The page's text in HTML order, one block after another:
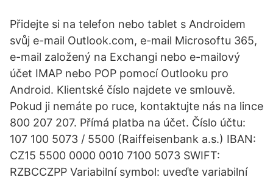
Přidejte si na telefon nebo tablet s Androidem
svůj e-mail Outlook.com, e-mail Microsoftu 365,
e-mail založený na Exchangi nebo e-mailový
účet IMAP nebo POP pomocí Outlooku pro
Android. Klientské číslo najdete ve smlouvě.
Pokud ji nemáte po ruce, kontaktujte nás na lince
800 207 207. Přímá platba na účet. Číslo účtu:
107 100 5073 / 5500 (Raiffeisenbank a.s.) IBAN:
CZ15 5500 0000 0010 7100 5073 SWIFT:
RZBCCZPP Variabilní symbol: uveďte variabilní